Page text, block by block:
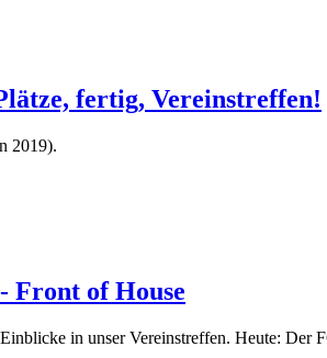
fertig, Vereinstreffen!
2019).
Front of House
in unser Vereinstreffen. Heute: Der